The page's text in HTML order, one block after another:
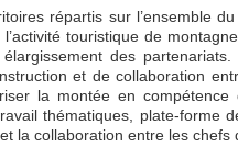
répartis sur l’ensemble
touristique de
des
et de collaboration
la montée en
thématiques, plate-forme
la collaboration entre les chefs